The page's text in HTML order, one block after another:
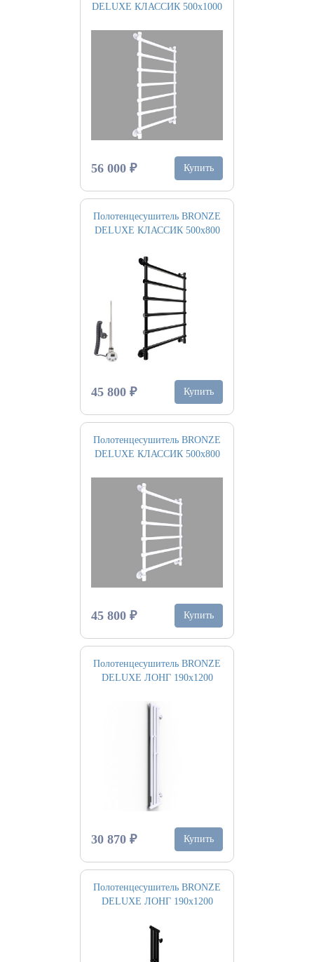
DELUXE КЛАССИК 500х1000
56 000 ₽ Купить
Полотенцесушитель BRONZE
DELUXE КЛАССИК 500х800
45 800 ₽ Купить
Полотенцесушитель BRONZE
DELUXE КЛАССИК 500х800
45 800 ₽ Купить
Полотенцесушитель BRONZE
DELUXE ЛОНГ 190х1200
30 870 ₽ Купить
Полотенцесушитель BRONZE
DELUXE ЛОНГ 190х1200